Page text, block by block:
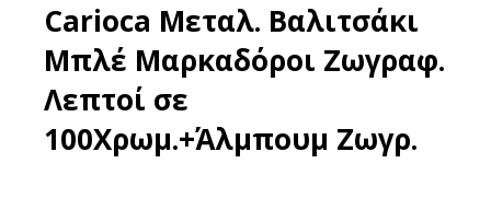
Carioca Μεταλ. Βαλιτσάκι
Μπλέ Μαρκαδόροι Ζωγραφ.
Λεπτοί σε
100Χρωμ.+Άλμπουμ Ζωγρ.